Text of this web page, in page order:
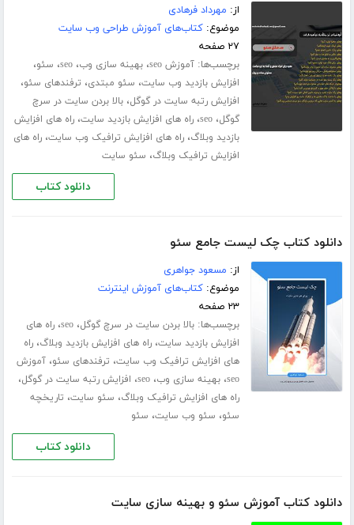
از: مهرداد فرهادی
موضوع:کتاب‌های آموزش طراحی وب سایت
۲۷ صفحه
برچسب‌ها:آموزش seo ،بهینه سازی وب،seo، سئو،
افزایش بازدید وب سایت، سئو مبتدی، ترفندهای سئو،
افزایش رتبه سایت در گوگل،بالا بردن سایت در سرچ
گوگل،seo،راه های افزایش بازدید سایت،راه های افزایش
بازدید وبلاگ،راه های افزایش ترافیک وب سایت،راه های
افزایش ترافیک وبلاگ، سئو سایت
دانلود کتاب
دانلود کتاب چک لیست جامع سئو
از: مسعود جواهری
موضوع:کتاب‌های آموزش اینترنت
۲۳ صفحه
برچسب‌ها:بالا بردن سایت در سرچ گوگل،seo،راه های
افزایش بازدید سایت،راه های افزایش بازدید وبلاگ،راه
های افزایش ترافیک وب سایت، ترفندهای سئو،آموزش
seo،بهینه سازی وب،seo، افزایش رتبه سایت در گوگل،
راه های افزایش ترافیک وبلاگ، سئو سایت، تاریخچه
سئو، سئو وب سایت، سئو
دانلود کتاب
دانلود کتاب آموزش سئو و بهینه سازی سایت